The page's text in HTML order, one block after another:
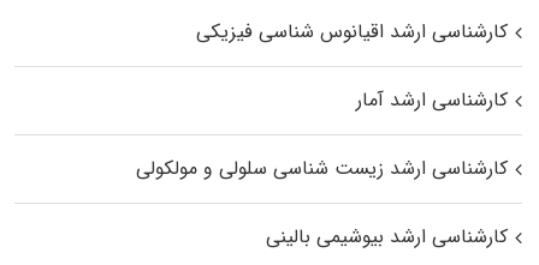
کارشناسی ارشد اقیانوس‌ شناسی فیزیکی
کارشناسی ارشد آمار
کارشناسی ارشد زیست شناسی سلولی و مولکولی
کارشناسی ارشد بیوشیمی بالینی